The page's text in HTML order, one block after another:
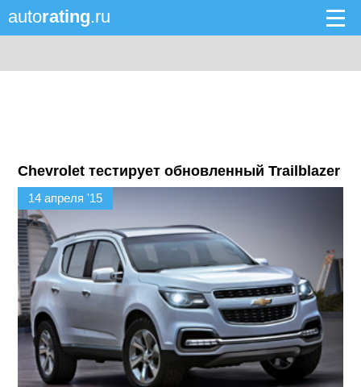
autorating.ru
Chevrolet тестирует обновленный Trailblazer
14 апреля '15